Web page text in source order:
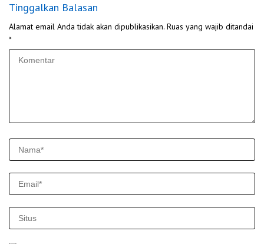
Tinggalkan Balasan
Alamat email Anda tidak akan dipublikasikan. Ruas yang wajib ditandai
*